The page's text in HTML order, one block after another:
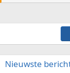
Nieuwste